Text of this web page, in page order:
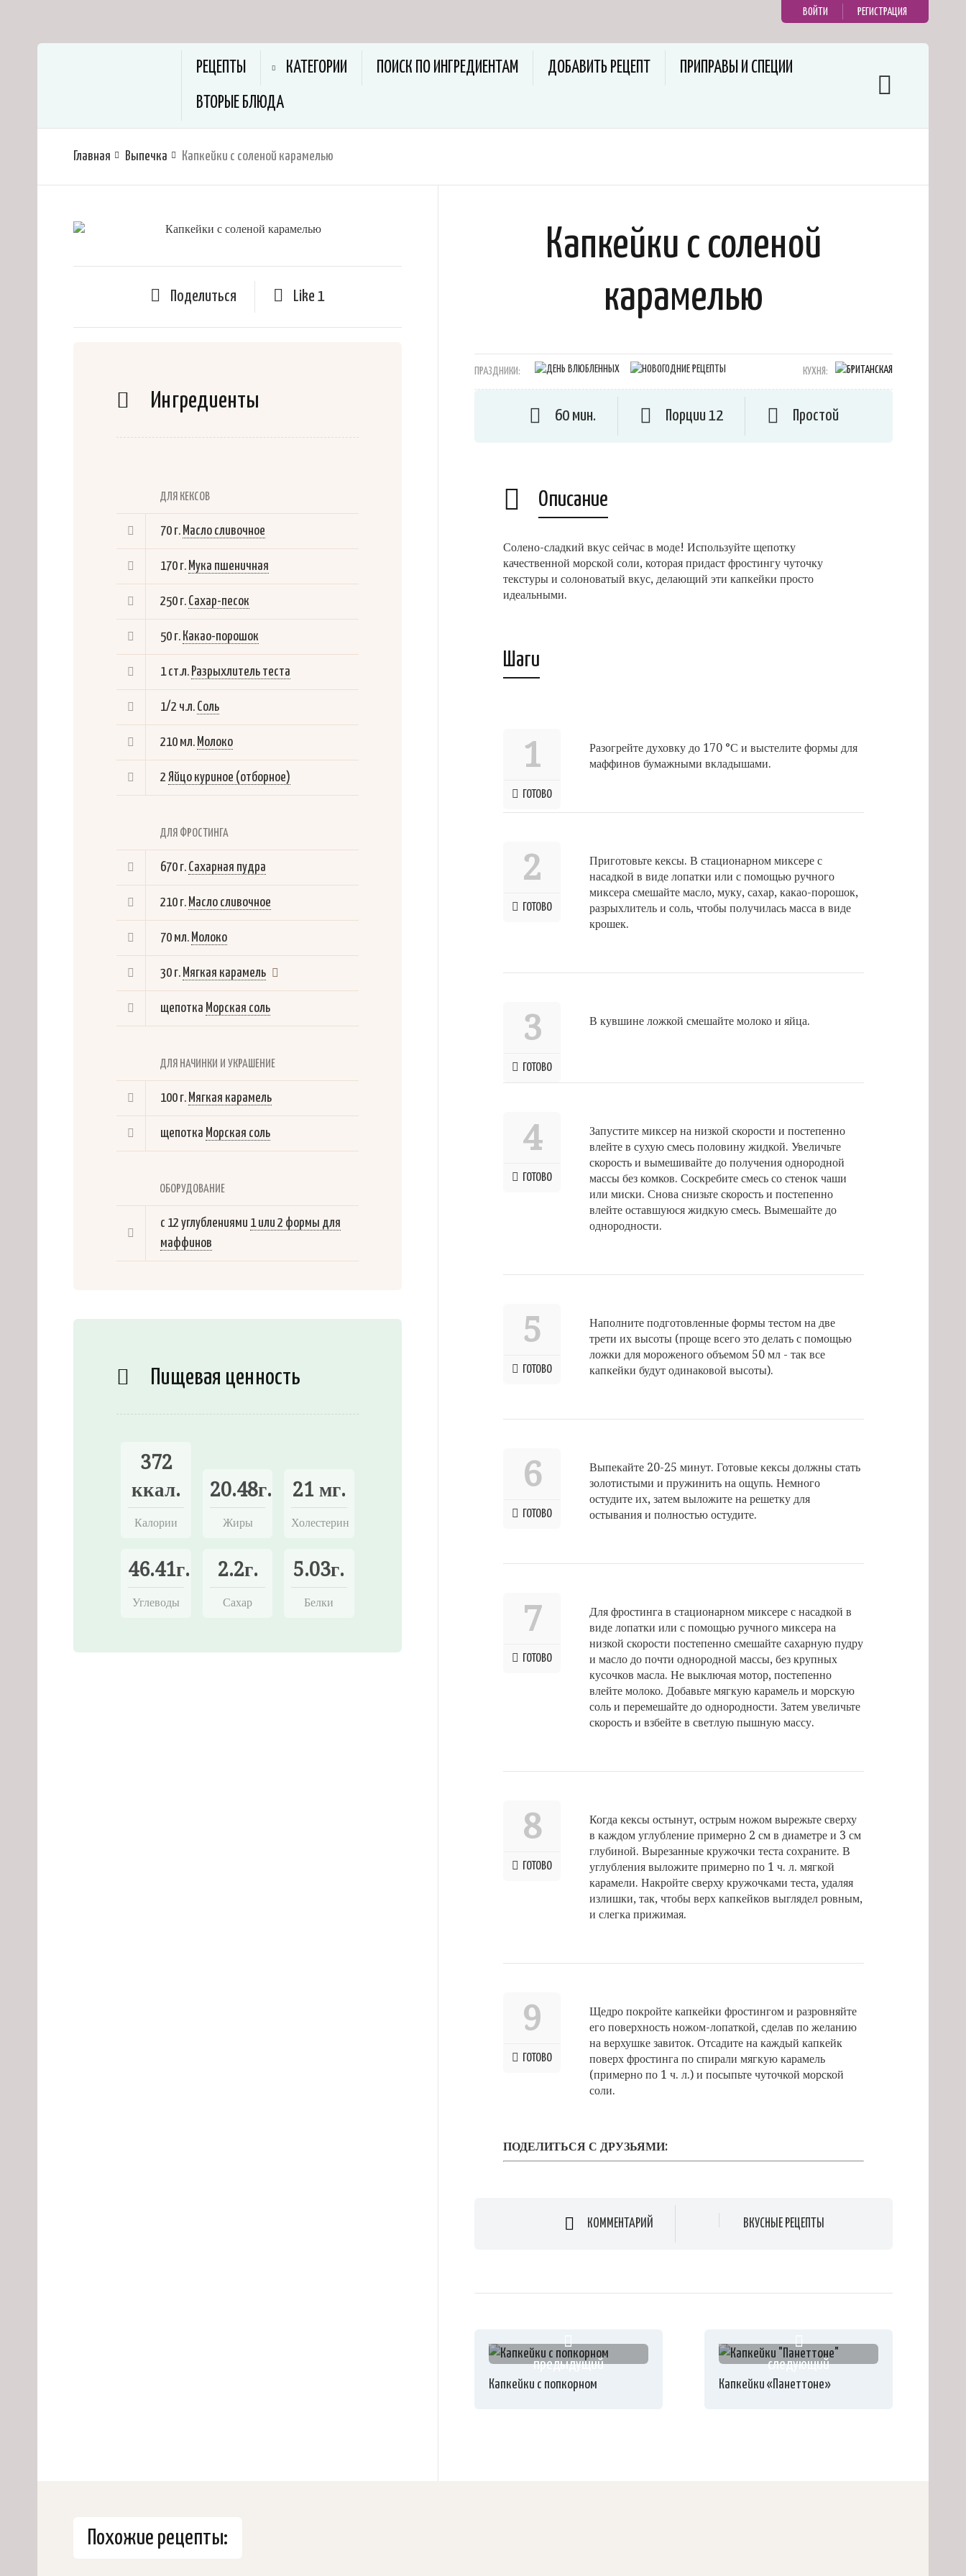
ВОЙТИ РЕГИСТРАЦИЯ
РЕЦЕПТЫ КАТЕГОРИИ ПОИСК ПО ИНГРЕДИЕНТАМ ДОБАВИТЬ РЕЦЕПТ ПРИПРАВЫ И СПЕЦИИ
ВТОРЫЕ БЛЮДА
Главная Выпечка Капкейки с соленой карамелью
Поделиться Like 1
Ингредиенты
ДЛЯ КЕКСОВ
70 г. Масло сливочное
170 г. Мука пшеничная
250 г. Сахар-песок
50 г. Какао-порошок
1 ст.л. Разрыхлитель теста
1/2 ч.л. Соль
210 мл. Молоко
2 Яйцо куриное (отборное)
ДЛЯ ФРОСТИНГА
670 г. Сахарная пудра
210 г. Масло сливочное
70 мл. Молоко
30 г. Мягкая карамель
щепотка Морская соль
ДЛЯ НАЧИНКИ И УКРАШЕНИЕ
100 г. Мягкая карамель
щепотка Морская соль
ОБОРУДОВАНИЕ
с 12 углублениями 1 или 2 формы для
маффинов
Пищевая ценность
372
ккал.
Калории
20.48г.
Жиры
21 мг.
Холестерин
46.41г.
Углеводы
2.2г.
Сахар
5.03г.
Белки
Капкейки с соленой
карамелью
ПРАЗДНИКИ: КУХНЯ:
60 мин. Порции 12 Простой
Описание
Солено-сладкий вкус сейчас в моде! Используйте щепотку
качественной морской соли, которая придаст фростингу чуточку
текстуры и солоноватый вкус, делающий эти капкейки просто
идеальными.
Шаги
1
ГОТОВО
Разогрейте духовку до 170 °С и выстелите формы для
маффинов бумажными вкладышами.
2
ГОТОВО
Приготовьте кексы. В стационарном миксере с
насадкой в виде лопатки или с помощью ручного
миксера смешайте масло, муку, сахар, какао-порошок,
разрыхлитель и соль, чтобы получилась масса в виде
крошек.
3
ГОТОВО
В кувшине ложкой смешайте молоко и яйца.
4
ГОТОВО
Запустите миксер на низкой скорости и постепенно
влейте в сухую смесь половину жидкой. Увеличьте
скорость и вымешивайте до получения однородной
массы без комков. Соскребите смесь со стенок чаши
или миски. Снова снизьте скорость и постепенно
влейте оставшуюся жидкую смесь. Вымешайте до
однородности.
5
ГОТОВО
Наполните подготовленные формы тестом на две
трети их высоты (проще всего это делать с помощью
ложки для мороженого объемом 50 мл - так все
капкейки будут одинаковой высоты).
6
ГОТОВО
Выпекайте 20-25 минут. Готовые кексы должны стать
золотистыми и пружинить на ощупь. Немного
остудите их, затем выложите на решетку для
остывания и полностью остудите.
7
ГОТОВО
Для фростинга в стационарном миксере с насадкой в
виде лопатки или с помощью ручного миксера на
низкой скорости постепенно смешайте сахарную пудру
и масло до почти однородной массы, без крупных
кусочков масла. Не выключая мотор, постепенно
влейте молоко. Добавьте мягкую карамель и морскую
соль и перемешайте до однородности. Затем увеличьте
скорость и взбейте в светлую пышную массу.
8
ГОТОВО
Когда кексы остынут, острым ножом вырежьте сверху
в каждом углубление примерно 2 см в диаметре и 3 см
глубиной. Вырезанные кружочки теста сохраните. В
углубления выложите примерно по 1 ч. л. мягкой
карамели. Накройте сверху кружочками теста, удаляя
излишки, так, чтобы верх капкейков выглядел ровным,
и слегка прижимая.
9
ГОТОВО
Щедро покройте капкейки фростингом и разровняйте
его поверхность ножом-лопаткой, сделав по желанию
на верхушке завиток. Отсадите на каждый капкейк
поверх фростинга по спирали мягкую карамель
(примерно по 1 ч. л.) и посыпьте чуточкой морской
соли.
ПОДЕЛИТЬСЯ С ДРУЗЬЯМИ:
КОММЕНТАРИЙ ВКУСНЫЕ РЕЦЕПТЫ
предыдущий
Капкейки с попкорном
следующий
Капкейки «Панеттоне»
Похожие рецепты: